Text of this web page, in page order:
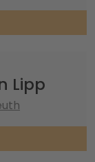
Lipp